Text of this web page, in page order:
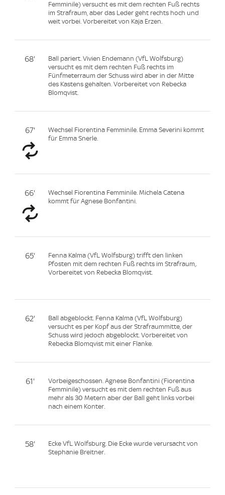
Femminile) versucht es mit dem rechten Fuß rechts
im Strafraum, aber das Leder geht rechts hoch und
weit vorbei. Vorbereitet von Kaja Erzen.
68'
Ball pariert. Vivien Endemann (VfL Wolfsburg)
versucht es mit dem rechten Fuß rechts im
Fünfmeterraum der Schuss wird aber in der Mitte
des Kastens gehalten. Vorbereitet von Rebecka
Blomqvist.
67'
Wechsel Fiorentina Femminile. Emma Severini kommt
für Emma Snerle.
66'
Wechsel Fiorentina Femminile. Michela Catena
kommt für Agnese Bonfantini.
65'
Fenna Kalma (VfL Wolfsburg) trifft den linken
Pfosten mit dem rechten Fuß rechts im Strafraum,.
Vorbereitet von Rebecka Blomqvist.
62'
Ball abgeblockt. Fenna Kalma (VfL Wolfsburg)
versucht es per Kopf aus der Strafraummitte, der
Schuss wird jedoch abgeblockt. Vorbereitet von
Rebecka Blomqvist mit einer Flanke.
61'
Vorbeigeschossen. Agnese Bonfantini (Fiorentina
Femminile) versucht es mit dem rechten Fuß aus
mehr als 30 Metern aber der Ball geht links vorbei
nach einem Konter.
58'
Ecke VfL Wolfsburg. Die Ecke wurde verursacht von
Stephanie Breitner.